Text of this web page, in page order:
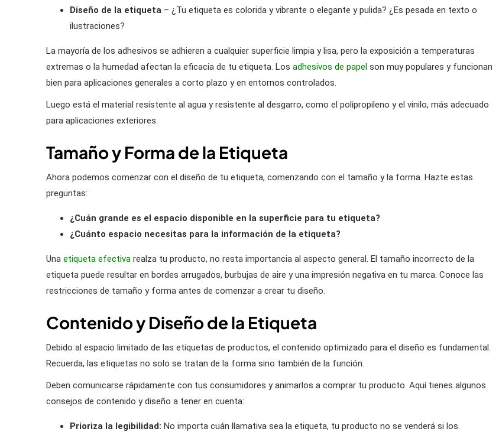
Diseño de la etiqueta – ¿Tu etiqueta es colorida y vibrante o elegante y pulida? ¿Es pesada en texto o
ilustraciones?
La mayoría de los adhesivos se adhieren a cualquier superficie limpia y lisa, pero la exposición a temperaturas
extremas o la humedad afectan la eficacia de tu etiqueta. Los adhesivos de papel son muy populares y funcionan
bien para aplicaciones generales a corto plazo y en entornos controlados.
Luego está el material resistente al agua y resistente al desgarro, como el polipropileno y el vinilo, más adecuado
para aplicaciones exteriores.
Tamaño y Forma de la Etiqueta
Ahora podemos comenzar con el diseño de tu etiqueta, comenzando con el tamaño y la forma. Hazte estas
preguntas:
¿Cuán grande es el espacio disponible en la superficie para tu etiqueta?
¿Cuánto espacio necesitas para la información de la etiqueta?
Una etiqueta efectiva realza tu producto, no resta importancia al aspecto general. El tamaño incorrecto de la
etiqueta puede resultar en bordes arrugados, burbujas de aire y una impresión negativa en tu marca. Conoce las
restricciones de tamaño y forma antes de comenzar a crear tu diseño.
Contenido y Diseño de la Etiqueta
Debido al espacio limitado de las etiquetas de productos, el contenido optimizado para el diseño es fundamental.
Recuerda, las etiquetas no solo se tratan de la forma sino también de la función.
Deben comunicarse rápidamente con tus consumidores y animarlos a comprar tu producto. Aquí tienes algunos
consejos de contenido y diseño a tener en cuenta:
Prioriza la legibilidad: No importa cuán llamativa sea la etiqueta, tu producto no se venderá si los